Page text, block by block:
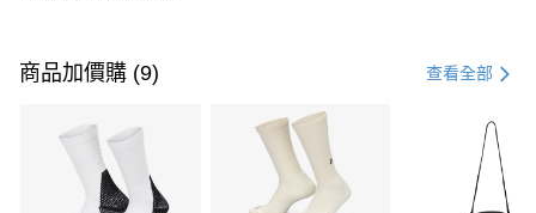
信用卡一次付款
3 期 0 利率 每期 21家銀行
合作金庫商業銀行
第一商業銀行
商品加價購 (9) 查看全部